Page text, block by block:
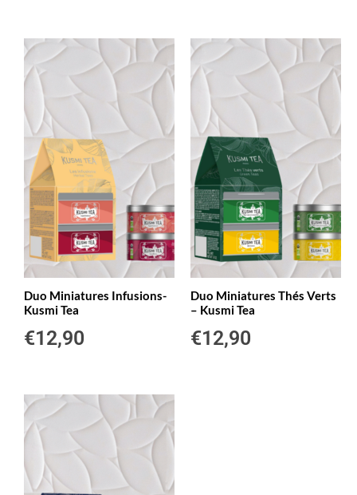
Duo Miniatures Infusions-
Kusmi Tea
€12,90
Duo Miniatures Thés Verts
– Kusmi Tea
€12,90